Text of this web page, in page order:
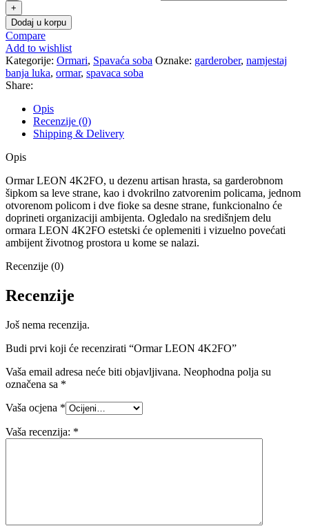
Dodaj u korpu
Compare
Add to wishlist
Kategorije: Ormari, Spavaća soba Oznake: garderober, namjestaj
banja luka, ormar, spavaca soba
Share:
Opis
Recenzije (0)
Shipping & Delivery
Opis
Ormar LEON 4K2FO, u dezenu artisan hrasta, sa garderobnom
šipkom sa leve strane, kao i dvokrilno zatvorenim policama, jednom
otvorenom policom i dve fioke sa desne strane, funkcionalno će
doprineti organizaciji ambijenta. Ogledalo na središnjem delu
ormara LEON 4K2FO estetski će oplemeniti i vizuelno povećati
ambijent životnog prostora u kome se nalazi.
Recenzije (0)
Recenzije
Još nema recenzija.
Budi prvi koji će recenzirati “Ormar LEON 4K2FO”
Vaša email adresa neće biti objavljivana. Neophodna polja su
označena sa *
Vaša ocjena *
Vaša recenzija: *